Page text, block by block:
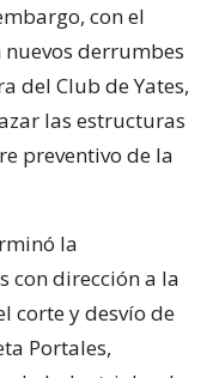
con el
derrumbes
del Club de Yates,
las estructuras
preventivo de la
la
con dirección a la
corte y desvío de
Portales,